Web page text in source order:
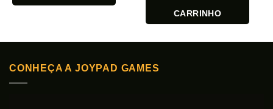
CARRINHO
CONHEÇA A JOYPAD GAMES